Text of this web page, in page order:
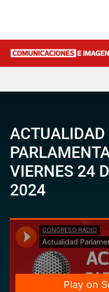
ACTUALIDAD
VIERNES 24
2024